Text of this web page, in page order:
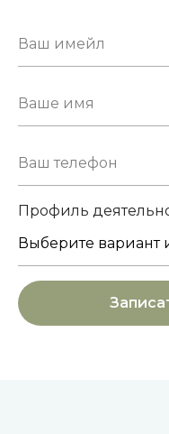
Профиль